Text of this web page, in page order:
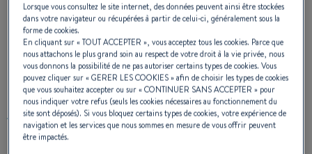
pour la pêche et une confortable petite
cabine pour la croisière cotière afin d'adopter
un nouveau comportement marin.
ARCHITECTE NAVAL :ANDRÉ BENETEAU
Lorsque vous consultez le site internet, des données peuvent ainsi être stockées
dans votre navigateur ou récupérées à partir de celui-ci, généralement sous la
forme de cookies.
En cliquant sur «TOUT ACCEPTER », vous acceptez tous les cookies. Parce que
nous attachons le plus grand soin au respect de votre droit à la vie privée, nous
vous donnons la possibilité de ne pas autoriser certains types de cookies. Vous
pouvez cliquer sur «GERER LES COOKIES» afin de choisir les types de cookies
que vous souhaitez accepter ou sur «CONTINUER SANS ACCEPTER » pour
nous indiquer votre refus (seuls les cookies nécessaires au fonctionnement du
site sont déposés). Si vous bloquez certains types de cookies, votre expérience de
navigation et les services que nous sommes en mesure de vous offrir peuvent
être impactés.